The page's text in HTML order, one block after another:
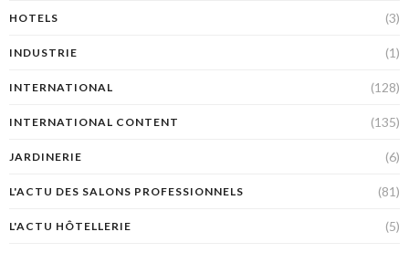
HOTELS (3)
INDUSTRIE (1)
INTERNATIONAL (128)
INTERNATIONAL CONTENT (135)
JARDINERIE (6)
L'ACTU DES SALONS PROFESSIONNELS (81)
L'ACTU HÔTELLERIE (5)